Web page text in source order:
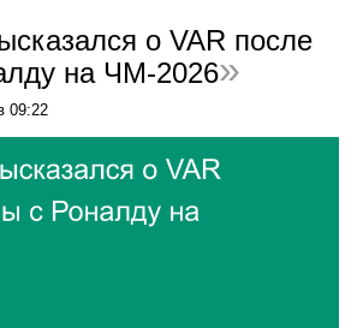
о VAR после
на ЧМ-2026
09:22